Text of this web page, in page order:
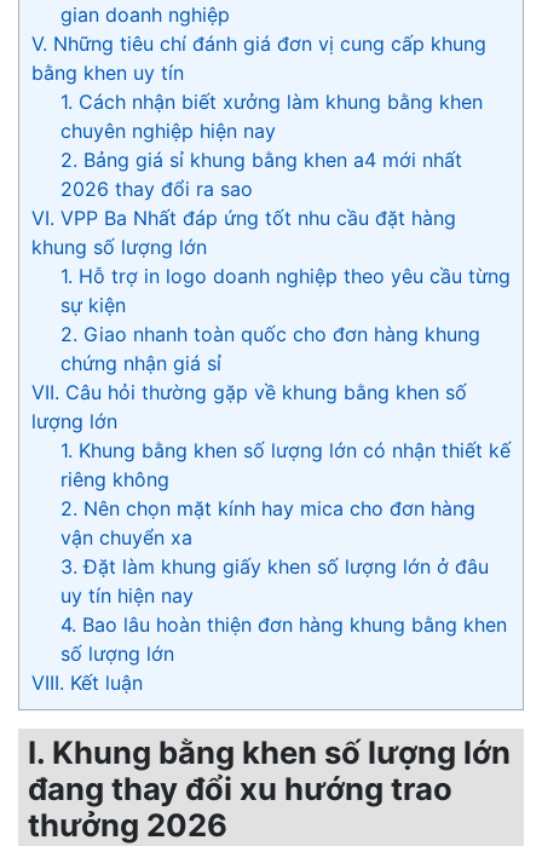
gian doanh nghiệp
V. Những tiêu chí đánh giá đơn vị cung cấp khung
bằng khen uy tín
1. Cách nhận biết xưởng làm khung bằng khen
chuyên nghiệp hiện nay
2. Bảng giá sỉ khung bằng khen a4 mới nhất
2026 thay đổi ra sao
VI. VPP Ba Nhất đáp ứng tốt nhu cầu đặt hàng
khung số lượng lớn
1. Hỗ trợ in logo doanh nghiệp theo yêu cầu từng
sự kiện
2. Giao nhanh toàn quốc cho đơn hàng khung
chứng nhận giá sỉ
VII. Câu hỏi thường gặp về khung bằng khen số
lượng lớn
1. Khung bằng khen số lượng lớn có nhận thiết kế
riêng không
2. Nên chọn mặt kính hay mica cho đơn hàng
vận chuyển xa
3. Đặt làm khung giấy khen số lượng lớn ở đâu
uy tín hiện nay
4. Bao lâu hoàn thiện đơn hàng khung bằng khen
số lượng lớn
VIII. Kết luận
I. Khung bằng khen số lượng lớn
đang thay đổi xu hướng trao
thưởng 2026